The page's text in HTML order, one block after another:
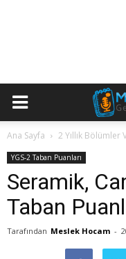
Ana Sayfa 2 Yıllık Bölümler
YGS-2 Taban Puanları
Seramik,
Taban
Tarafından Meslek Hocam -